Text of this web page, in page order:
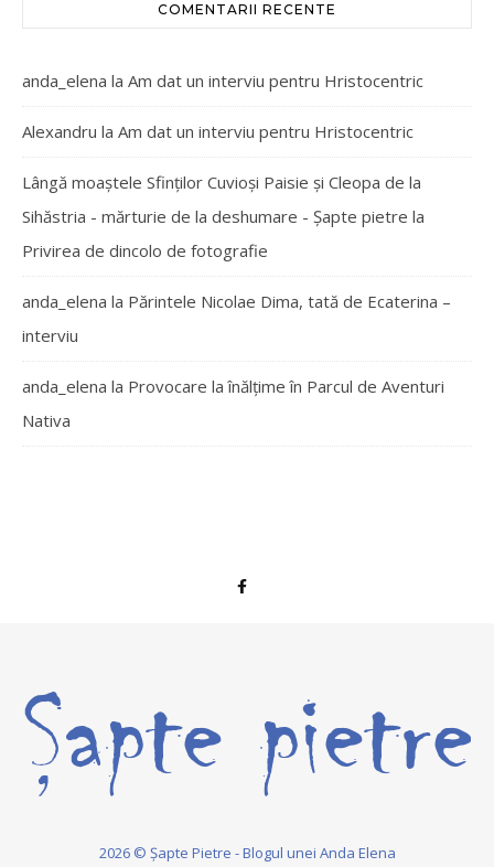
COMENTARII RECENTE
anda_elena la Am dat un interviu pentru Hristocentric
Alexandru la Am dat un interviu pentru Hristocentric
Lângă moaștele Sfinților Cuvioși Paisie și Cleopa de la
Sihăstria - mărturie de la deshumare - Şapte pietre la
Privirea de dincolo de fotografie
anda_elena la Părintele Nicolae Dima, tată de Ecaterina –
interviu
anda_elena la Provocare la înălțime în Parcul de Aventuri
Nativa
2026 © Șapte Pietre - Blogul unei Anda Elena